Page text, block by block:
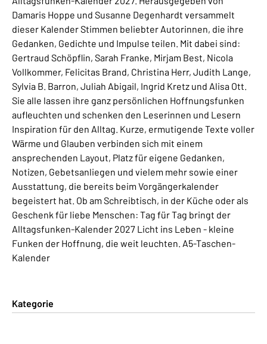
Damaris Hoppe und Susanne Degenhardt versammelt
dieser Kalender Stimmen beliebter Autorinnen, die ihre
Gedanken, Gedichte und Impulse teilen. Mit dabei sind:
Gertraud Schöpflin, Sarah Franke, Mirjam Best, Nicola
Vollkommer, Felicitas Brand, Christina Herr, Judith Lange,
Sylvia B. Barron, Juliah Abigail, Ingrid Kretz und Alisa Ott.
Sie alle lassen ihre ganz persönlichen Hoffnungsfunken
aufleuchten und schenken den Leserinnen und Lesern
Inspiration für den Alltag. Kurze, ermutigende Texte voller
Wärme und Glauben verbinden sich mit einem
ansprechenden Layout, Platz für eigene Gedanken,
Notizen, Gebetsanliegen und vielem mehr sowie einer
Ausstattung, die bereits beim Vorgängerkalender
begeistert hat. Ob am Schreibtisch, in der Küche oder als
Geschenk für liebe Menschen: Tag für Tag bringt der
Alltagsfunken-Kalender 2027 Licht ins Leben - kleine
Funken der Hoffnung, die weit leuchten. A5-Taschen-
Kalender
Kategorie